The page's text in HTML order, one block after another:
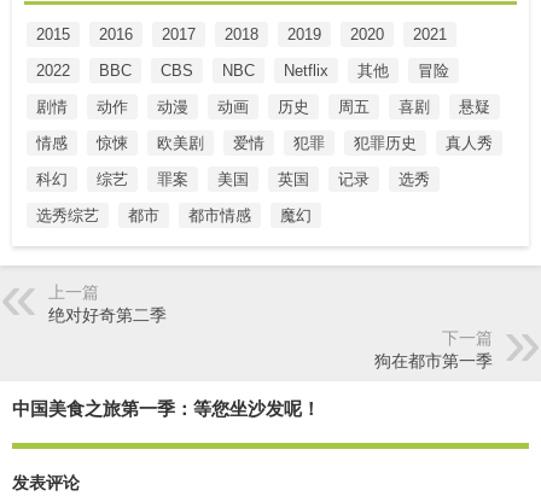
2015 2016 2017 2018 2019 2020
2021
2022
BBC CBS NBC Netflix 其他
冒险
剧情
动作 动漫 动画 历史 周五 喜剧
悬疑
情感
惊悚 欧美剧 爱情 犯罪 犯罪历史
真人秀
科幻
综艺 罪案 美国 英国 记录
选秀
选秀综艺
都市 都市情感 魔幻
上一篇
绝对好奇第二季
下一篇
狗在都市第一季
中国美食之旅第一季：等您坐沙发呢！
发表评论